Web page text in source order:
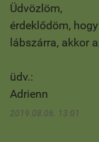
Üdvözlöm,
érdeklődöm,
lábszárra, akkor
üdv.:
Adrienn
2019.08.06. 13:01